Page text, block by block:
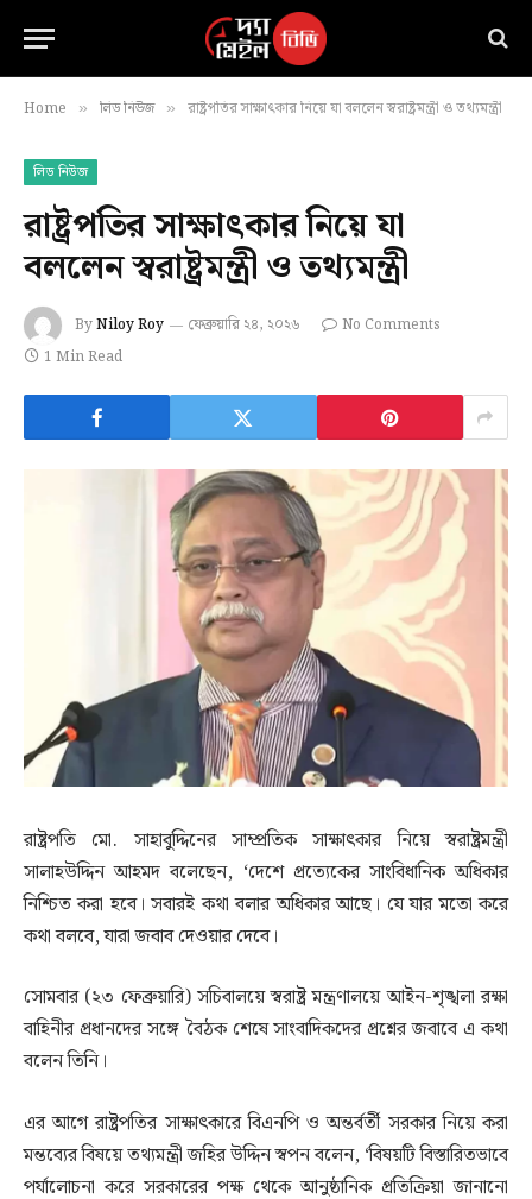
Home » লিড নিউজ » রাষ্ট্রপতির সাক্ষাৎকার নিয়ে যা বললেন স্বরাষ্ট্রমন্ত্রী ও তথ্যমন্ত্রী
লিড নিউজ
রাষ্ট্রপতির সাক্ষাৎকার নিয়ে যা
বললেন স্বরাষ্ট্রমন্ত্রী ও তথ্যমন্ত্রী
ByNiloy Roy ফেব্রুয়ারি ২৪, ২০২৬
No Comments
1 Min Read
রাষ্ট্রপতি মো. সাহাবুদ্দিনের সাম্প্রতিক সাক্ষাৎকার নিয়ে স্বরাষ্ট্রমন্ত্রী
সালাহউদ্দিন আহমদ বলেছেন, ‘দেশে প্রত্যেকের সাংবিধানিক অধিকার
নিশ্চিত করা হবে। সবারই কথা বলার অধিকার আছে। যে যার মতো করে
কথা বলবে, যারা জবাব দেওয়ার দেবে।
সোমবার (২৩ ফেব্রুয়ারি) সচিবালয়ে স্বরাষ্ট্র মন্ত্রণালয়ে আইন-শৃঙ্খলা রক্ষা
বাহিনীর প্রধানদের সঙ্গে বৈঠক শেষে সাংবাদিকদের প্রশ্নের জবাবে এ কথা
বলেন তিনি।
এর আগে রাষ্ট্রপতির সাক্ষাৎকারে বিএনপি ও অন্তর্বর্তী সরকার নিয়ে করা
মন্তব্যের বিষয়ে তথ্যমন্ত্রী জহির উদ্দিন স্বপন বলেন, ‘বিষয়টি বিস্তারিতভাবে
পর্যালোচনা করে সরকারের পক্ষ থেকে আনুষ্ঠানিক প্রতিক্রিয়া জানানো